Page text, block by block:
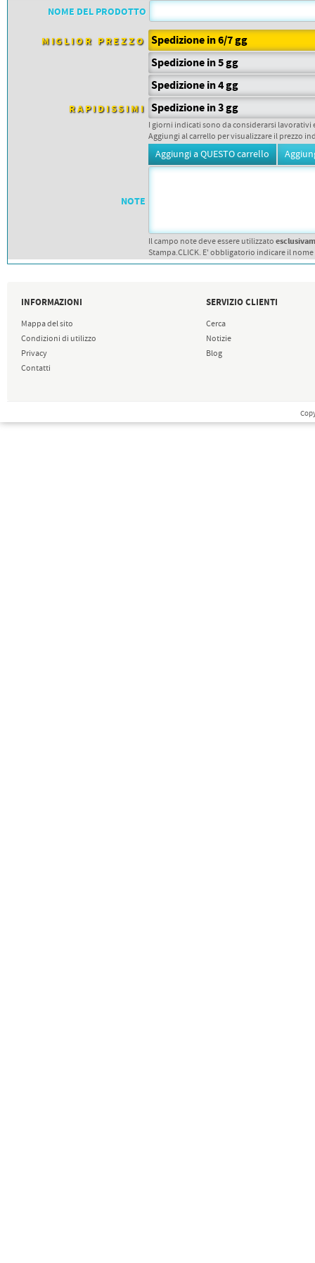
DORSALI TARGHE
PETTORALI CON NOME ATLETA
NOME DEL PRODOTTO
MIGLIOR PREZZO Spedizione in 6/7 gg
Spedizione in 5 gg
Spedizione in 4 gg
RAPIDISSIMI Spedizione in 3 gg
I giorni indicati sono da considerarsi
Aggiungi al carrello per visualizzare il prezzo
NOTE
Il campo note deve essere utilizzato
Stampa.CLICK. E' obbligatorio indicare il
INFORMAZIONI
Mappa del sito
Condizioni di utilizzo
Privacy
Contatti
SERVIZIO CLIENTI
Cerca
Notizie
Blog